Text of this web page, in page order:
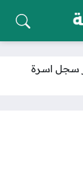
سجل اسرة